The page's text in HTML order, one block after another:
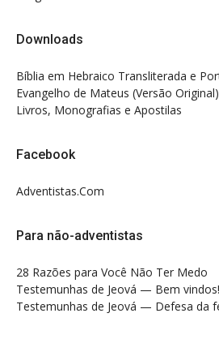
Downloads
Bíblia em Hebraico Transliterada e
Evangelho de Mateus (Versão Original)
Livros, Monografias e Apostilas
Facebook
Adventistas.Com
Para não-adventistas
28 Razões para Você Não Ter Medo
Testemunhas de Jeová — Bem vindos!
Testemunhas de Jeová — Defesa da